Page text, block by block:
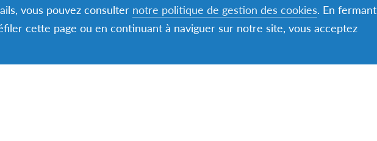
de bourses pour tous nos
vous pouvez consulter notre politique de gestion des cookies. En fermant
cette page ou en continuant à naviguer sur notre site, vous acceptez